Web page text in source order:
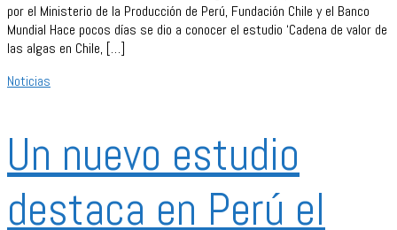
por el Ministerio de la Producción de Perú, Fundación Chile y el Banco
Mundial Hace pocos días se dio a conocer el estudio ‘Cadena de valor de
las algas en Chile, […]
Noticias
Un nuevo estudio
destaca en Perú el